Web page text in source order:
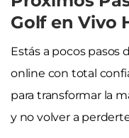
Golf en Vivo
Estás a pocos pasos
online con total
para transformar la
y no volver a